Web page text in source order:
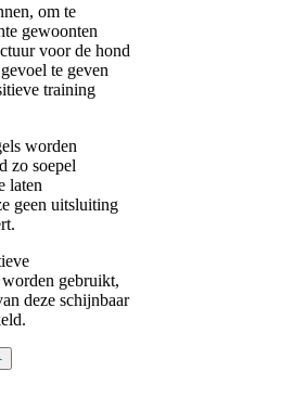
om te
gewoonten
voor de hond
te geven
training
worden
zo soepel
laten
geen uitsluiting
gebruikt,
deze schijnbaar